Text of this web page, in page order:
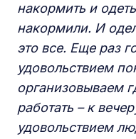
накормить и
накормили. И
это все. Еще раз
удовольствием
организовываем
работать – к
удовольствием